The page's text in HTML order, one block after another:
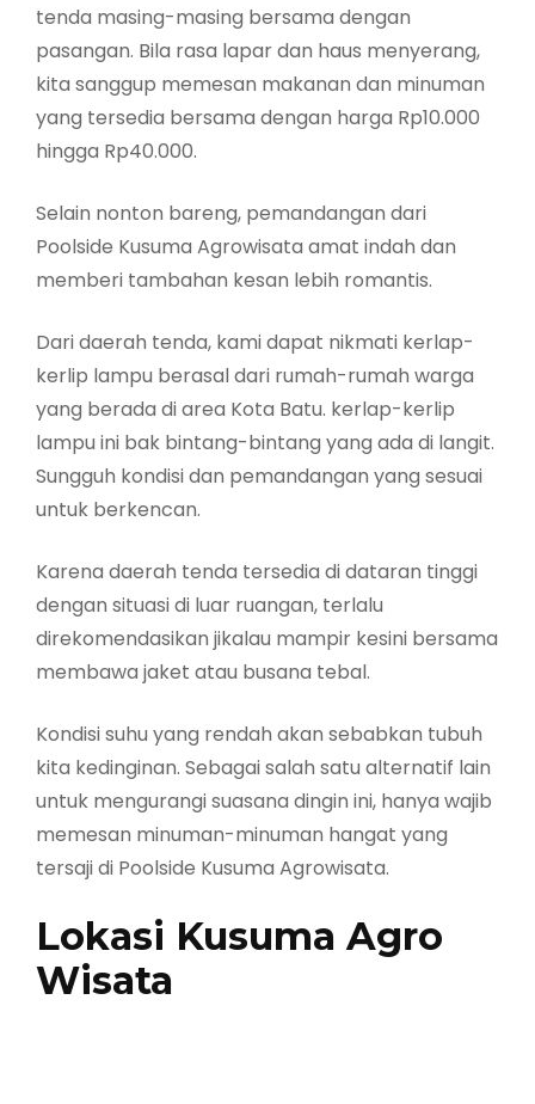
tenda masing-masing bersama dengan
pasangan. Bila rasa lapar dan haus menyerang,
kita sanggup memesan makanan dan minuman
yang tersedia bersama dengan harga Rp10.000
hingga Rp40.000.
Selain nonton bareng, pemandangan dari
Poolside Kusuma Agrowisata amat indah dan
memberi tambahan kesan lebih romantis.
Dari daerah tenda, kami dapat nikmati kerlap-
kerlip lampu berasal dari rumah-rumah warga
yang berada di area Kota Batu. kerlap-kerlip
lampu ini bak bintang-bintang yang ada di langit.
Sungguh kondisi dan pemandangan yang sesuai
untuk berkencan.
Karena daerah tenda tersedia di dataran tinggi
dengan situasi di luar ruangan, terlalu
direkomendasikan jikalau mampir kesini bersama
membawa jaket atau busana tebal.
Kondisi suhu yang rendah akan sebabkan tubuh
kita kedinginan. Sebagai salah satu alternatif lain
untuk mengurangi suasana dingin ini, hanya wajib
memesan minuman-minuman hangat yang
tersaji di Poolside Kusuma Agrowisata.
Lokasi Kusuma Agro
Wisata